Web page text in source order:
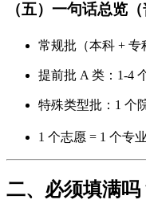
（五）一句话总览（
常规批（本科 + 专
提前批 A 类：1-4
特殊类型批：1 个
1 个志愿 = 1 个专
二、必须填满